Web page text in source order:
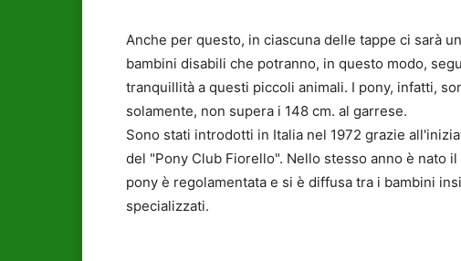
Anche per questo, in ciascuna delle tappe ci sarà
bambini disabili che potranno, in questo modo,
tranquillità a questi piccoli animali. I pony, infatti,
solamente, non supera i 148 cm. al garrese.
Sono stati introdotti in Italia nel 1972 grazie
del "Pony Club Fiorello". Nello stesso anno è nato
pony è regolamentata e si è diffusa tra i bambini
specializzati.